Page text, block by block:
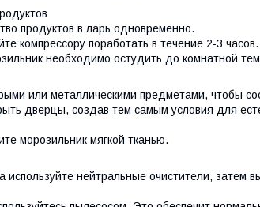
продуктов в ларь одновременно.
компрессору поработать в течение 2-3 часов.
необходимо остудить до комнатной
или металлическими предметами, чтобы
дверцы, создав тем самым условия для
морозильник мягкой тканью.
нейтральные очистители, затем